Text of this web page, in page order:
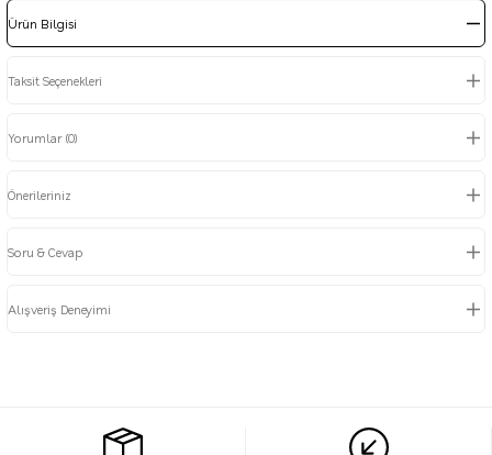
Ürün Bilgisi
Taksit Seçenekleri
Yorumlar (0)
Önerileriniz
Soru & Cevap
Alışveriş Deneyimi